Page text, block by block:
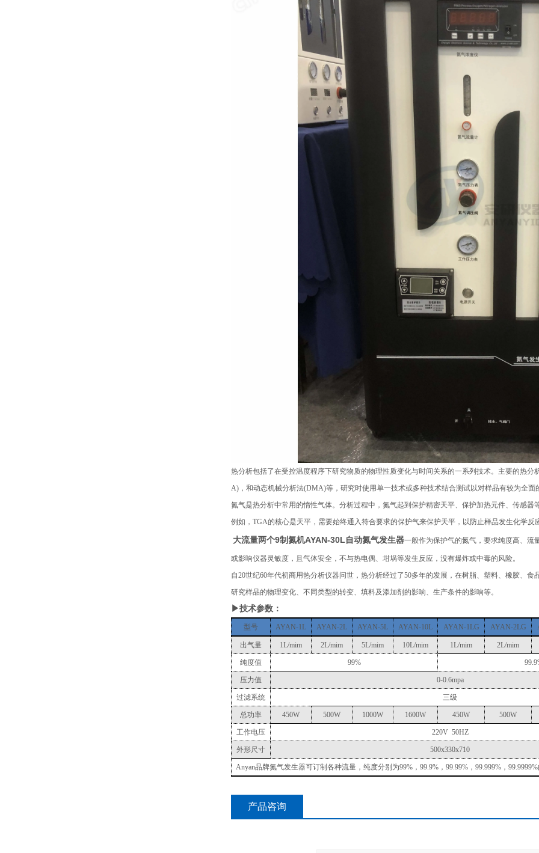
热分析包括了在受控温度程序下研究物质的物理性质变化与时间关系的一系列技术。主要的热
A)，和动态机械分析法(DMA)等，研究时使用单一技术或多种技术结合测试以对样品有较为全面
氮气是热分析中常用的惰性气体。分析过程中，氮气起到保护精密天平、保护加热元件、传感器
例如，TGA的核心是天平，需要始终通入符合要求的保护气来保护天平，以防止样品发生化学
大流量两个9制氮机AYAN-30L自动氮气发生器一般作为保护气的氮气，要求纯度高、流
或影响仪器灵敏度，且气体安全，不与热电偶、坩埚等发生反应，没有爆炸或中毒的风险。
自20世纪60年代初商用热分析仪器问世，热分析经过了50多年的发展，在树脂、塑料、橡胶、
研究样品的物理变化、不同类型的转变、填料及添加剂的影响、生产条件的影响等。
▶技术参数：
型号 AYAN-1L AYAN-2L AYAN-5L AYAN-10L AYAN-1LG AYAN-2LG
出气量 1L/mim 2L/mim 5L/mim 10L/mim 1L/mim 2L/mim
纯度值 99%
压力值 0-0.6mpa
过滤系统 三级
总功率 450W 500W 1000W 1600W 450W 500W
工作电压 220V 50HZ
外形尺寸 500x330x710
Anyan品牌氮气发生器可订制各种流量，纯度分别为99%，99.9%，99.99%，99.999%，
产品咨询